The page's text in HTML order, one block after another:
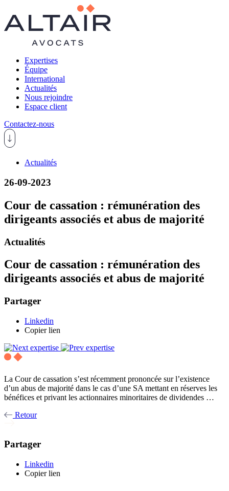
Expertises
Équipe
International
Actualités
Nous rejoindre
Espace client
Contactez-nous
Actualités
26-09-2023
Cour de cassation : rémunération des
dirigeants associés et abus de majorité
Actualités
Cour de cassation : rémunération des
dirigeants associés et abus de majorité
Partager
Linkedin
Copier lien
La Cour de cassation s’est récemment prononcée sur l’existence
d’un abus de majorité dans le cas d’une SA mettant en réserves les
bénéfices et privant les actionnaires minoritaires de dividendes …
Retour
Partager
Linkedin
Copier lien